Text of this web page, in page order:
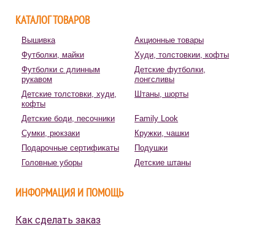
КАТАЛОГ ТОВАРОВ
Вышивка
Акционные товары
Футболки, майки
Худи, толстовкии, кофты
Футболки с длинным
рукавом
Детские футболки,
лонгсливы
Детские толстовки, худи,
кофты
Штаны, шорты
Детские боди, песочники
Family Look
Сумки, рюкзаки
Кружки, чашки
Подарочные сертификаты
Подушки
Головные уборы
Детские штаны
ИНФОРМАЦИЯ И ПОМОЩЬ
Как сделать заказ